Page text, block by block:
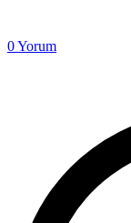
0Yorum